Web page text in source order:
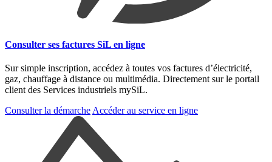
Consulter ses factures SiL en ligne
Sur simple inscription, accédez à toutes vos factures d’électricité,
gaz, chauffage à distance ou multimédia. Directement sur le portail
client des Services industriels mySiL.
Consulter la démarche Accéder au service en ligne